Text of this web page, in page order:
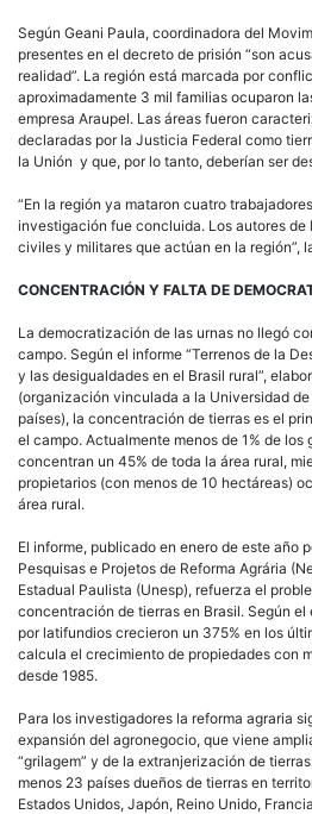
Según Geani Paula, coordinadora del
presentes en el decreto de prisión “son
realidad”. La región está marcada por
aproximadamente 3 mil familias ocuparon
empresa Araupel. Las áreas fueron
declaradas por la Justicia Federal como
la Unión y que, por lo tanto, deberían ser
“En la región ya mataron cuatro
investigación fue concluida. Los autores
civiles y militares que actúan en la región”,
CONCENTRACIÓN Y FALTA DE
La democratización de las urnas no llegó
campo. Según el informe “Terrenos de la
y las desigualdades en el Brasil rural”,
(organización vinculada a la Universidad
países), la concentración de tierras es el
el campo. Actualmente menos de 1% de los
concentran un 45% de toda la área rural,
propietarios (con menos de 10 hectáreas)
área rural.
El informe, publicado en enero de este año
Pesquisas e Projetos de Reforma Agrária
Estadual Paulista (Unesp), refuerza el
concentración de tierras en Brasil. Según
por latifundios crecieron un 375% en los
calcula el crecimiento de propiedades con
desde 1985.
Para los investigadores la reforma agraria
expansión del agronegocio, que viene
“grilagem” y de la extranjerización de
menos 23 países dueños de tierras en
Estados Unidos, Japón, Reino Unido,